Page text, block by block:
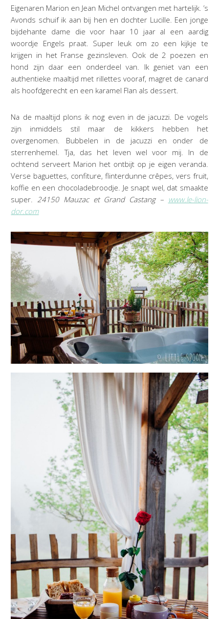
Eigenaren Marion en Jean Michel ontvangen met hartelijk. ’s
Avonds schuif ik aan bij hen en dochter Lucille. Een jonge
bijdehante dame die voor haar 10 jaar al een aardig
woordje Engels praat. Super leuk om zo een kijkje te
krijgen in het Franse gezinsleven. Ook de 2 poezen en
hond zijn daar een onderdeel van. Ik geniet van een
authentieke maaltijd met rillettes vooraf, magret de canard
als hoofdgerecht en een karamel Flan als dessert.
Na de maaltijd plons ik nog even in de jacuzzi. De vogels
zijn inmiddels stil maar de kikkers hebben het
overgenomen. Bubbelen in de jacuzzi en onder de
sterrenhemel. Tja, das het leven wel voor mij. In de
ochtend serveert Marion het ontbijt op je eigen veranda.
Verse baguettes, confiture, flinterdunne crêpes, vers fruit,
koffie en een chocoladebroodje. Je snapt wel, dat smaakte
super. 24150 Mauzac et Grand Castang – www.le-lion-
dor.com